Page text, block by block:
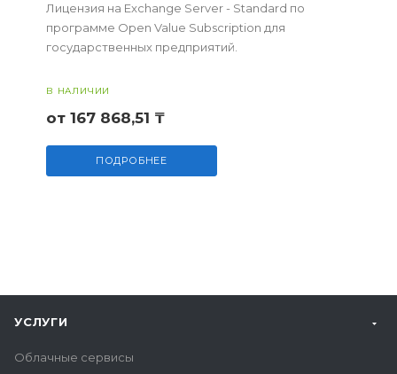
Лицензия на Exchange Server - Standard по
программе Open Value Subscription для
государственных предприятий.
В НАЛИЧИИ
от 167 868,51 ₸
ПОДРОБНЕЕ
УСЛУГИ
Облачные сервисы